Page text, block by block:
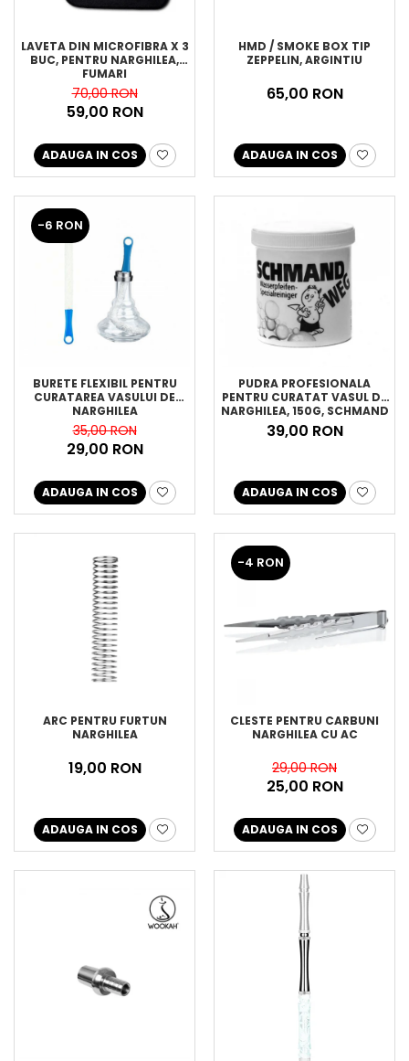
LAVETA DIN MICROFIBRA X 3
BUC, PENTRU NARGHILEA,
FUMARI
70,00 RON
59,00 RON
ADAUGA IN COS
HMD / SMOKE BOX TIP
ZEPPELIN, ARGINTIU
65,00 RON
ADAUGA IN COS
-6 RON
BURETE FLEXIBIL PENTRU
CURATAREA VASULUI DE
NARGHILEA
35,00 RON
29,00 RON
ADAUGA IN COS
PUDRA PROFESIONALA
PENTRU CURATAT VASUL DE
NARGHILEA, 150G, SCHMAND
WEG
39,00 RON
ADAUGA IN COS
ARC PENTRU FURTUN
NARGHILEA
19,00 RON
ADAUGA IN COS
-4 RON
CLESTE PENTRU CARBUNI
NARGHILEA CU AC
29,00 RON
25,00 RON
ADAUGA IN COS